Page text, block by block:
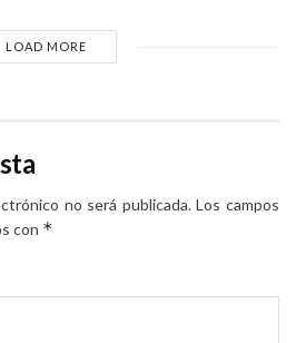
LOAD MORE
no será publicada. Los campos
con *